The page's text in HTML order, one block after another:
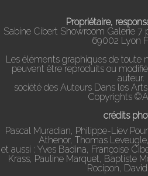
Propriétaire,
Sabine Cibert Showroom Galerie 7
69002 Lyon
Les éléments graphiques de toute
peuvent être reproduits ou
auteur.
société des Auteurs Dans les
Copyrights
crédits
Pascal Muradian, Philippe-Liev
Athenor, Thomas
et aussi : Yves Badina, Françoise
Krass, Pauline Marquet, Baptiste
Rocipon, David